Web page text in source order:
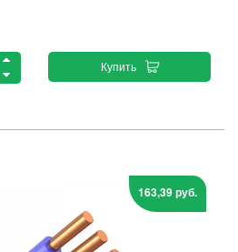
Купить
163,39 руб.